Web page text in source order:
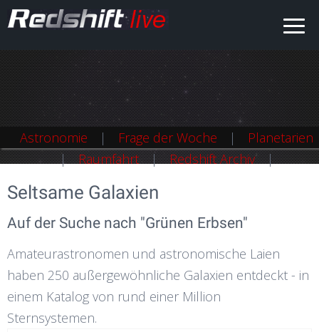
Astronomie Frage der Woche
Planetarien
Raumfahrt
Redshift Archiv
Seltsame Galaxien
Auf der Suche nach "Grünen Erbsen"
Amateurastronomen und astronomische Laien
haben 250 außergewöhnliche Galaxien entdeckt - in
einem Katalog von rund einer Million
Sternsystemen.